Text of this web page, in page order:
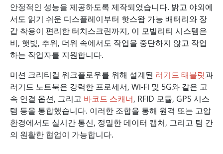
안정적인 성능을 제공하도록 제작되었습니다. 밝고 야외에
서도 읽기 쉬운 디스플레이부터 핫스왑 가능 배터리와 장
갑 착용이 편리한 터치스크린까지, 이 모빌리티 시스템은
비, 햇빛, 추위, 더위 속에서도 작업을 중단하지 않고 작업
하는 작업자를 지원합니다.
미션 크리티컬 워크플로우를 위해 설계된 러기드 태블릿과
러기드 노트북은 강력한 프로세서, Wi-Fi 및 5G와 같은 고
속 연결 옵션, 그리고 바코드 스캐너, RFID 모듈, GPS 시스
템 등을 통합했습니다. 이러한 조합을 통해 원격 또는 고압
환경에서도 실시간 통신, 정밀한 데이터 캡처, 그리고 팀 간
의 원활한 협업이 가능합니다.